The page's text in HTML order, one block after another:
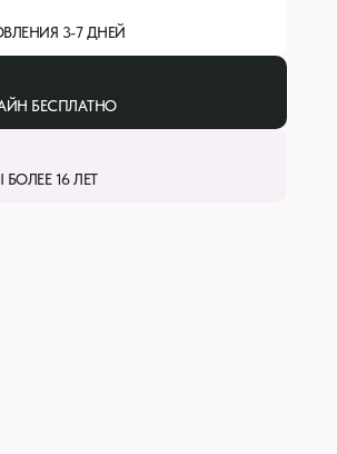
3-7 ДНЕЙ
БЕСПЛАТНО
16 ЛЕТ